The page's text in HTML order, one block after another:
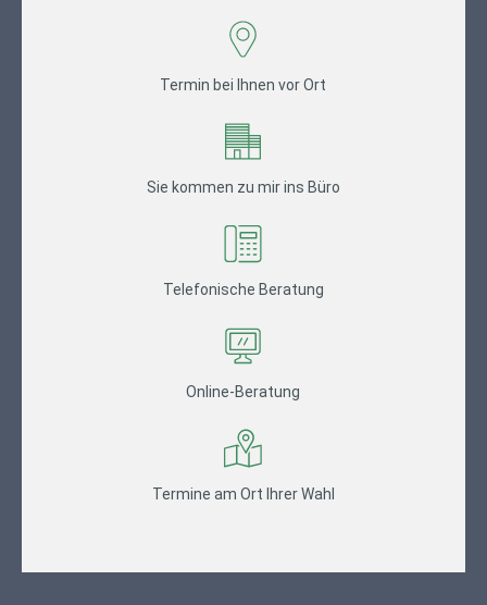
Termin bei Ihnen vor Ort
Sie kommen zu mir ins Büro
Telefonische Beratung
Online-Beratung
Termine am Ort Ihrer Wahl